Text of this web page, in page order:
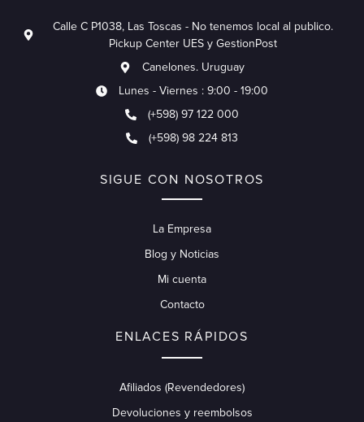
Calle C P1038, Las Toscas - No tenemos local al publico.
Pickup Center UES y GestionPost
Canelones. Uruguay
Lunes - Viernes : 9:00 - 19:00
(+598) 97 122 000
(+598) 98 224 813
SIGUE CON NOSOTROS
La Empresa
Blog y Noticias
Mi cuenta
Contacto
ENLACES RÁPIDOS
Afiliados (Revendedores)
Devoluciones y reembolsos